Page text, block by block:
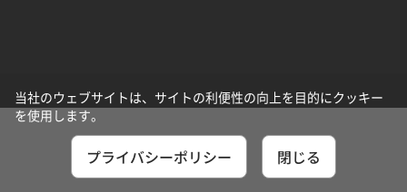
当社のウェブサイトは、サイトの利便性の向上を目的にクッキー
を使用します。
プライバシーポリシー 閉じる